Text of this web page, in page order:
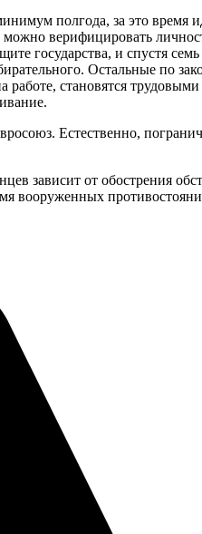
полгода, за это время
можно верифицировать
и спустя семь
Остальные по
работе, становятся
Естественно,
зависит от обострения
вооруженных